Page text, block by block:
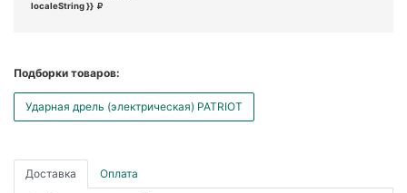
localeString }}
Подборки товаров:
Ударная дрель (электрическая) PATRIOT
Доставка Оплата